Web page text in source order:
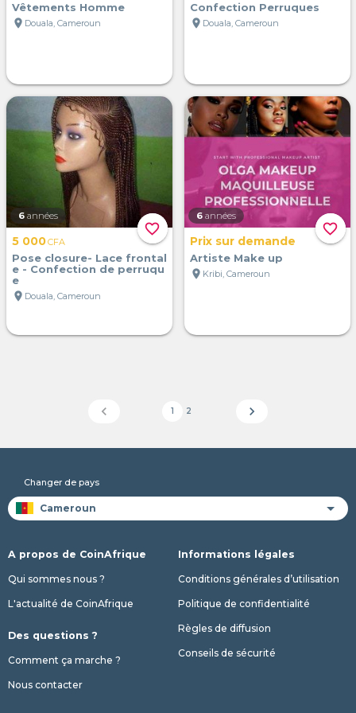
Vêtements Homme
location_on Douala, Cameroun
Confection Perruques
location_on Douala, Cameroun
favorite_border
6 années
5 000CFA
Pose closure- Lace frontal
e - Confection de perruqu
e
location_on Douala, Cameroun
favorite_border
6 années
Prix sur demande
Artiste Make up
location_on Kribi, Cameroun
chevron_left 1 2 chevron_right
Changer de pays
A propos de CoinAfrique
Qui sommes nous ?
L'actualité de CoinAfrique
Des questions ?
Comment ça marche ?
Nous contacter
Informations légales
Conditions générales d’utilisation
Politique de confidentialité
Règles de diffusion
Conseils de sécurité